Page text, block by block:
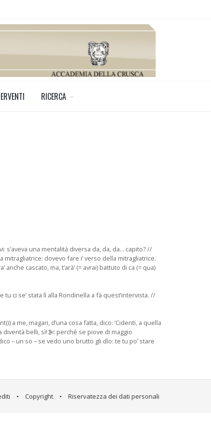
RICERCA
una mentalità diversa da, da, da... capito? //
mitragliatrice: dovevo fare i’ verso della mitragliatrice.
anche cascato, ma, t’arà’ (= avrai) battuto di ca (= qua)
ci se’ stata lì alla Rondinella a fà quest’intervista. //
a me, magari, d’una cosa fatta, dico: ’Cidenti, a quella
diventà belli, sì!
perché se piove di maggio
– un so – se vedo uno brutto gli dìo: te tu po’ stare
• Copyright • Riservatezza dei dati personali